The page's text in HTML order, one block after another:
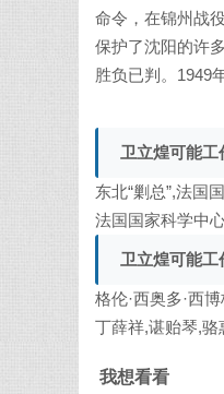
命令，在锦州战
保护了沈阳的许
胜负已判。1949
卫立煌可能工
东北“剿总”,法国
法国国家科学中
卫立煌可能工
格伦·西奥多·西
丁薛祥,谌贻琴,骆
我想看看